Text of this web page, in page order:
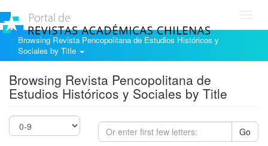
Browsing Revista Pencopolitana de Estudios Históricos y
Sociales by Title
Browsing Revista Pencopolitana de
Estudios Históricos y Sociales by Title
Go